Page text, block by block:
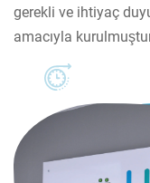
gerekli ve ihtiyaç
amacıyla